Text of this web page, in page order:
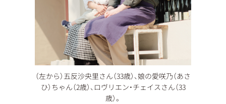
（左から）五反沙央里さん（33歳）、娘の愛咲乃（あさ
ひ）ちゃん（2歳）、ロヴリエン・チェイスさん（33
歳）。